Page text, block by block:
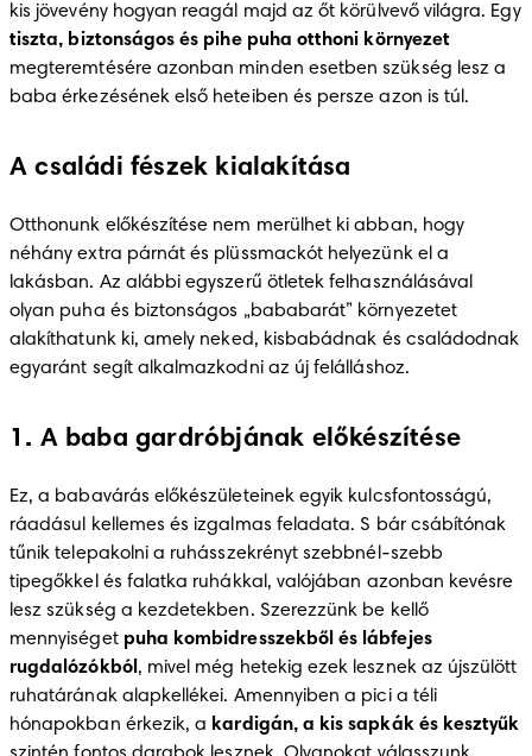
kis jövevény hogyan reagál majd az őt körülvevő világra. Egy
tiszta, biztonságos és pihe puha otthoni környezet
megteremtésére azonban minden esetben szükség lesz a
baba érkezésének első heteiben és persze azon is túl.
A családi fészek kialakítása
Otthonunk előkészítése nem merülhet ki abban, hogy
néhány extra párnát és plüssmackót helyezünk el a
lakásban. Az alábbi egyszerű ötletek felhasználásával
olyan puha és biztonságos „bababarát” környezetet
alakíthatunk ki, amely neked, kisbabádnak és családodnak
egyaránt segít alkalmazkodni az új felálláshoz.
1. A baba gardróbjának előkészítése
Ez, a babavárás előkészületeinek egyik kulcsfontosságú,
ráadásul kellemes és izgalmas feladata. S bár csábítónak
tűnik telepakolni a ruhásszekrényt szebbnél-szebb
tipegőkkel és falatka ruhákkal, valójában azonban kevésre
lesz szükség a kezdetekben. Szerezzünk be kellő
mennyiséget puha kombidresszekből és lábfejes
rugdalózókból , mivel még hetekig ezek lesznek az újszülött
ruhatárának alapkellékei. Amennyiben a pici a téli
hónapokban érkezik, a kardigán, a kis sapkák és kesztyűk